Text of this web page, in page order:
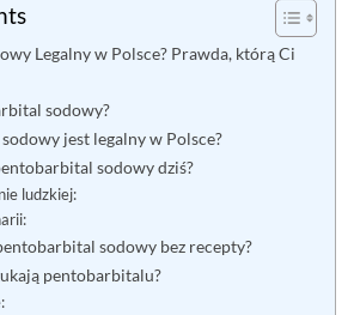
Legalny w Polsce? Prawda, którą Ci
sodowy?
jest legalny w Polsce?
sodowy dziś?
ludzkiej:
sodowy bez recepty?
pentobarbitalu?